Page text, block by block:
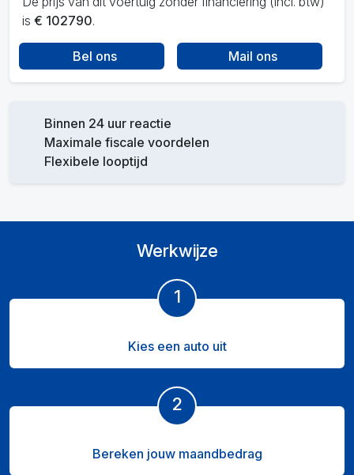
is € 102790.
Bel ons Mail ons
Binnen 24 uur reactie
Maximale fiscale voordelen
Flexibele looptijd
Werkwijze
1
Kies een auto uit
2
Bereken jouw maandbedrag